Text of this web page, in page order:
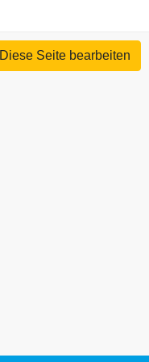
Diese Seite bearbeiten